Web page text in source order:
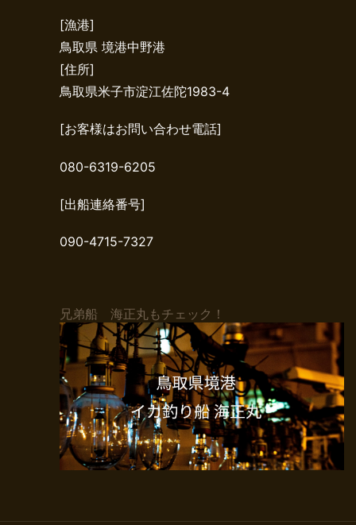
[漁港]
鳥取県 境港中野港
[住所]
鳥取県米子市淀江佐陀1983-4
[お客様はお問い合わせ電話]
080-6319-6205
[出船連絡番号]
090-4715-7327
兄弟船 海正丸もチェック！